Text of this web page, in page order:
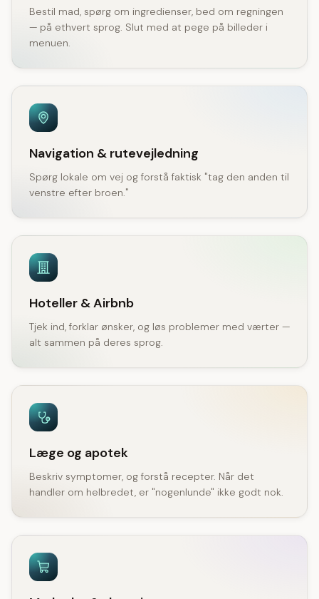
Bestil mad, spørg om ingredienser, bed om regningen
— på ethvert sprog. Slut med at pege på billeder i
menuen.
Navigation & rutevejledning
Spørg lokale om vej og forstå faktisk "tag den anden til
venstre efter broen."
Hoteller & Airbnb
Tjek ind, forklar ønsker, og løs problemer med værter —
alt sammen på deres sprog.
Læge og apotek
Beskriv symptomer, og forstå recepter. Når det
handler om helbredet, er "nogenlunde" ikke godt nok.